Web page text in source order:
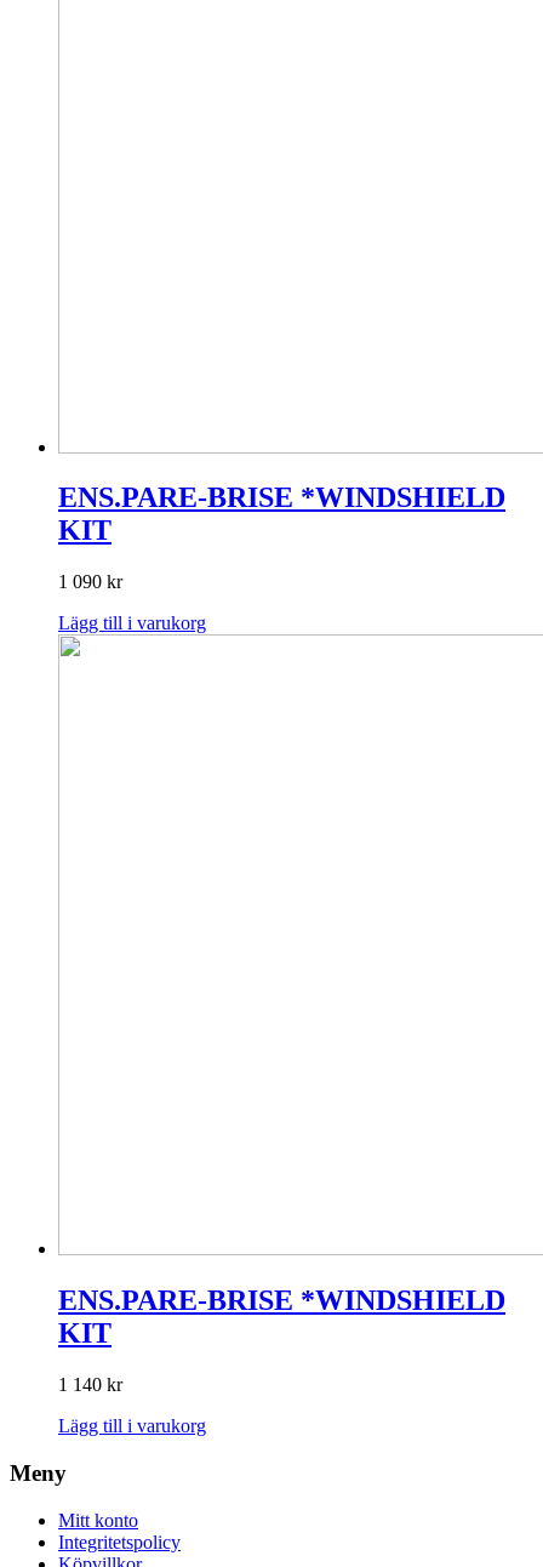
ENS.PARE-BRISE *WINDSHIELD
KIT
1 090 kr
Lägg till i varukorg
ENS.PARE-BRISE *WINDSHIELD
KIT
1 140 kr
Lägg till i varukorg
Meny
Mitt konto
Integritetspolicy